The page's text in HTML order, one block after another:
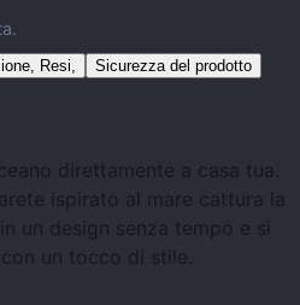
Resi,
Sicurezza del prodotto
direttamente a casa tua.
ispirato al mare cattura la
un design senza tempo e si
un tocco di stile.